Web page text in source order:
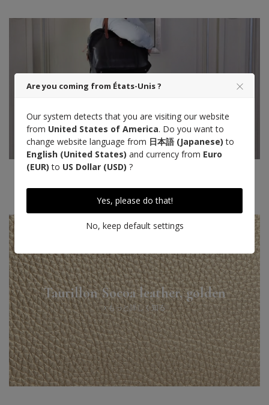
Designed in Paris
Made in Nouvelle Aquitaine
Taurillon Socoa leather, golden
もっと詳しく知る
Are you coming from États-Unis ?
Our system detects that you are visiting our website
from United States of America. Do you want to
change website language from 日本語 (Japanese) to
English (United States) and currency from Euro
(EUR) to US Dollar (USD) ?
Yes, please do that!
No, keep default settings